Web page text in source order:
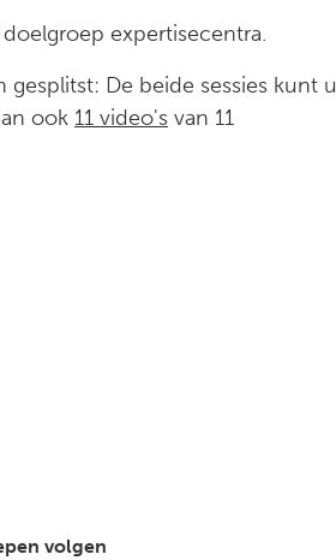
expertisecentra.
De beide sessies kunt u
ook 11 video's van 11
volgen